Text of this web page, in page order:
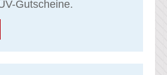
Gutscheine.